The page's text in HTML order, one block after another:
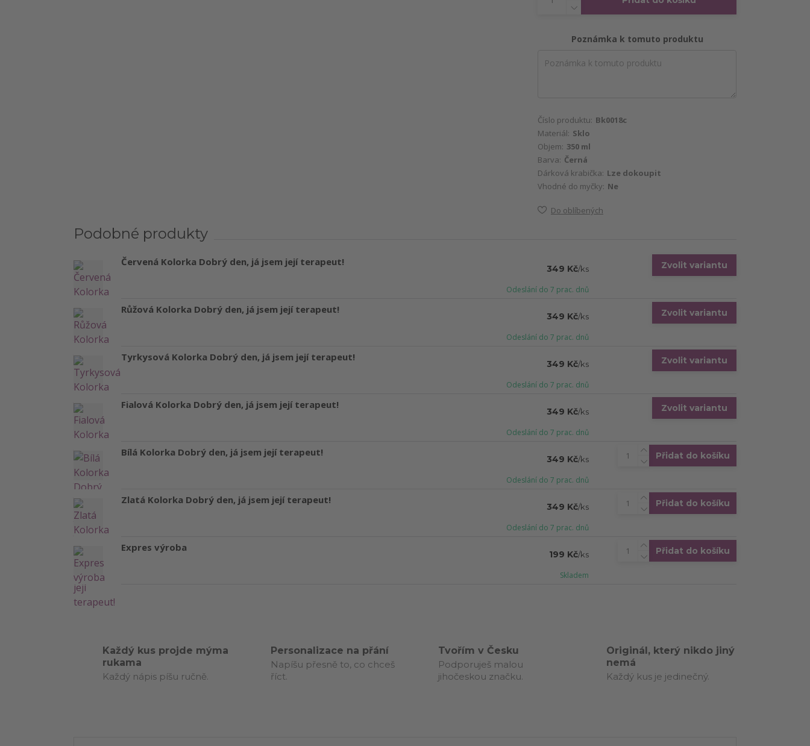
Poznámka k tomuto produktu
Číslo produktu: Bk0018c
Materiál: Sklo
Objem: 350 ml
Barva: Černá
Dárková krabička: Lze dokoupit
Vhodné do myčky: Ne
Do oblíbených
Podobné produkty
Červená Kolorka Dobrý den, já jsem její terapeut!
349 Kč/ks
Odeslání do 7 prac. dnů
Zvolit variantu
Růžová Kolorka Dobrý den, já jsem její terapeut!
349 Kč/ks
Odeslání do 7 prac. dnů
Zvolit variantu
Tyrkysová Kolorka Dobrý den, já jsem její terapeut!
349 Kč/ks
Odeslání do 7 prac. dnů
Zvolit variantu
Fialová Kolorka Dobrý den, já jsem její terapeut!
349 Kč/ks
Odeslání do 7 prac. dnů
Zvolit variantu
Bílá Kolorka Dobrý den, já jsem její terapeut!
349 Kč/ks
Odeslání do 7 prac. dnů
Přidat do košíku
Zlatá Kolorka Dobrý den, já jsem její terapeut!
349 Kč/ks
Odeslání do 7 prac. dnů
Přidat do košíku
Expres výroba
199 Kč/ks
Skladem
Přidat do košíku
Každý kus projde mýma
rukama
Každý nápis píšu ručně.
Personalizace na přání
Napíšu přesně to, co chceš
říct.
Tvořím v Česku
Podporuješ malou
jihočeskou značku.
Originál, který nikdo jiný
nemá
Každý kus je jedinečný.